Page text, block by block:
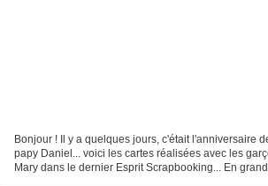
Bonjour ! Il y a quelques jours, c'était l'anniversaire
papy Daniel... voici les cartes réalisées avec les
Mary dans le dernier Esprit Scrapbooking... En